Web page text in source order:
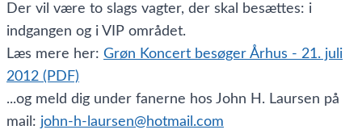
Der vil være to slags vagter, der skal besættes: i
indgangen og i VIP området.
Læs mere her: Grøn Koncert besøger Århus - 21. juli
2012 (PDF)
...og meld dig under fanerne hos John H. Laursen på
mail: john-h-laursen@hotmail.com